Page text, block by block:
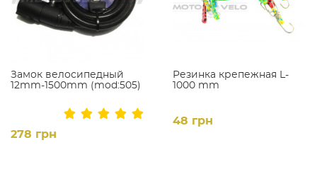
Замок велосипедный
12mm-1500mm (mod:505)
278 грн
Резинка крепежная L-
1000 mm
48 грн